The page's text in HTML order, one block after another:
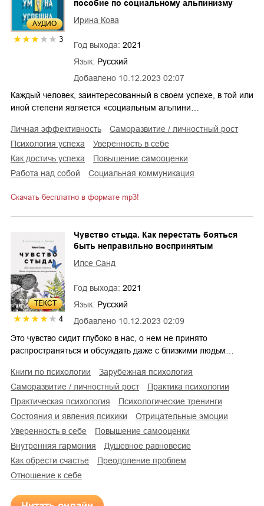
AУДИО
3
Добавлено 10.12.2023 02:07
пособие по социальному альпинизму
Ирина Кова
Год выхода: 2021
Язык: Русский
Каждый человек, заинтересованный в своем успехе, в той или
иной степени является «социальным альпини…
личная эффективность
саморазвитие / личностный рост
психология успеха
уверенность в себе
как достичь успеха
повышение самооценки
работа над собой
социальная коммуникация
Скачать бесплатно в формате mp3!
ТЕКСТ
4 Добавлено 10.12.2023 02:09
Чувство стыда. Как перестать бояться
быть неправильно воспринятым
Илсе Санд
Год выхода: 2021
Язык: Русский
Это чувство сидит глубоко в нас, о нем не принято
распространяться и обсуждать даже с близкими людьм…
книги по психологии
зарубежная психология
саморазвитие / личностный рост
практика психологии
практическая психология
психологические тренинги
состояния и явления психики
отрицательные эмоции
уверенность в себе
повышение самооценки
внутренняя гармония
душевное равновесие
как обрести счастье
преодоление проблем
отношение к себе